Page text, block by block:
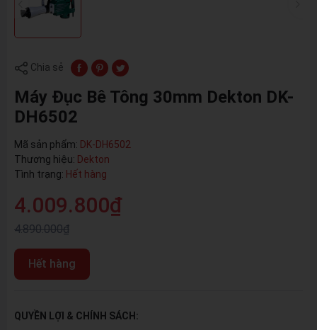
Chia sẻ
Máy Đục Bê Tông 30mm Dekton DK-
DH6502
Mã sản phẩm: DK-DH6502
Thương hiệu: Dekton
Tình trạng: Hết hàng
4.009.800₫
4.890.000₫
Hết hàng
QUYỀN LỢI & CHÍNH SÁCH: